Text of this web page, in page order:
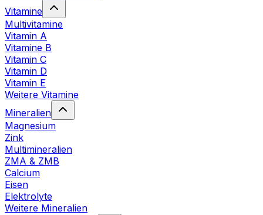
Vitamine
Multivitamine
Vitamin A
Vitamine B
Vitamin C
Vitamin D
Vitamin E
Weitere Vitamine
Mineralien
Magnesium
Zink
Multimineralien
ZMA & ZMB
Calcium
Eisen
Elektrolyte
Weitere Mineralien